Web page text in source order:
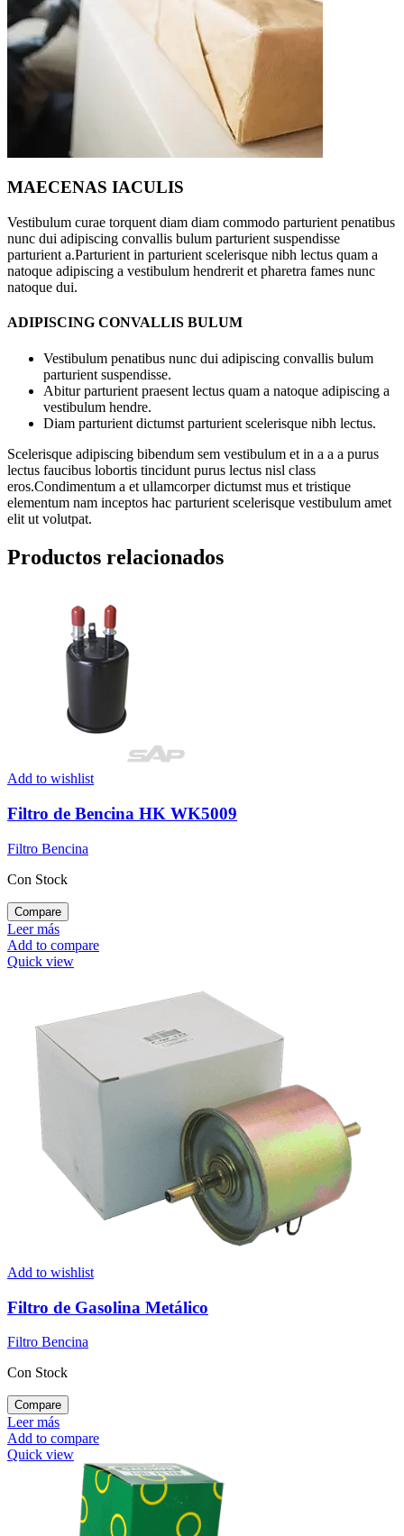
MAECENAS IACULIS
Vestibulum curae torquent diam diam commodo parturient penatibus
nunc dui adipiscing convallis bulum parturient suspendisse
parturient a.Parturient in parturient scelerisque nibh lectus quam a
natoque adipiscing a vestibulum hendrerit et pharetra fames nunc
natoque dui.
ADIPISCING CONVALLIS BULUM
Vestibulum penatibus nunc dui adipiscing convallis bulum
parturient suspendisse.
Abitur parturient praesent lectus quam a natoque adipiscing a
vestibulum hendre.
Diam parturient dictumst parturient scelerisque nibh lectus.
Scelerisque adipiscing bibendum sem vestibulum et in a a a purus
lectus faucibus lobortis tincidunt purus lectus nisl class
eros.Condimentum a et ullamcorper dictumst mus et tristique
elementum nam inceptos hac parturient scelerisque vestibulum amet
elit ut volutpat.
Productos relacionados
Add to wishlist
Filtro de Bencina HK WK5009
Filtro Bencina
Con Stock
Compare
Leer más
Add to compare
Quick view
Add to wishlist
Filtro de Gasolina Metálico
Filtro Bencina
Con Stock
Compare
Leer más
Add to compare
Quick view